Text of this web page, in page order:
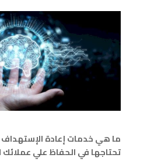
ما هي خدمات إعادة الإستهداف
تحتاجها في الحفاظ علي عملائك